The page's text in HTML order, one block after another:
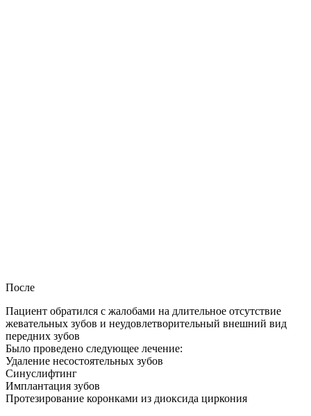
После
Пациент обратился с жалобами на длительное отсутствие
жевательных зубов и неудовлетворительный внешний вид
передних зубов
Было проведено следующее лечение:
Удаление несостоятельных зубов
Синуслифтинг
Имплантация зубов
Протезирование коронками из диоксида циркония